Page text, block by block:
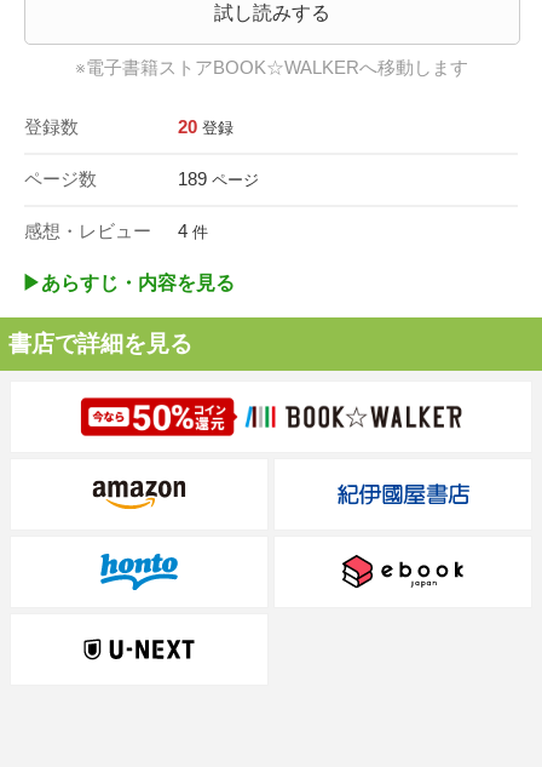
試し読みする
※電子書籍ストアBOOK☆WALKERへ移動します
登録数 20 登録
ページ数 189 ページ
感想・レビュー 4 件
▶︎あらすじ・内容を見る
書店で詳細を見る